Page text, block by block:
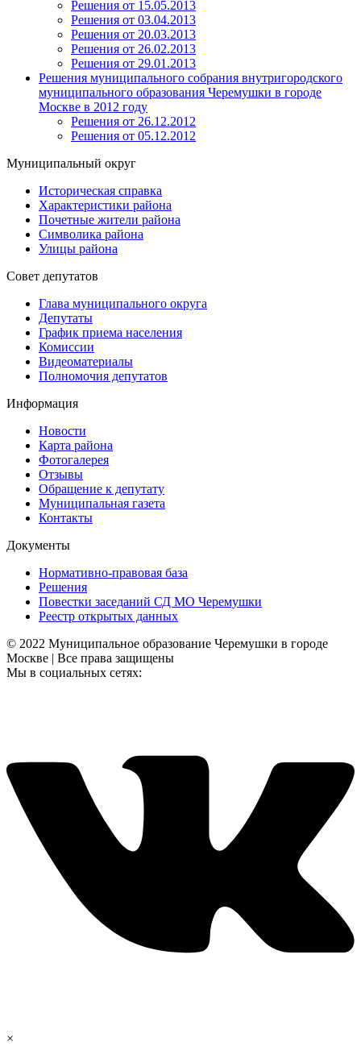
Решения от 15.05.2013
Решения от 03.04.2013
Решения от 20.03.2013
Решения от 26.02.2013
Решения от 29.01.2013
Решения муниципального собрания внутригородского
муниципального образования Черемушки в городе
Москве в 2012 году
Решения от 26.12.2012
Решения от 05.12.2012
Муниципальный округ
Историческая справка
Характеристики района
Почетные жители района
Символика района
Улицы района
Совет депутатов
Глава муниципального округа
Депутаты
График приема населения
Комиссии
Видеоматериалы
Полномочия депутатов
Информация
Новости
Карта района
Фотогалерея
Отзывы
Обращение к депутату
Муниципальная газета
Контакты
Документы
Нормативно-правовая база
Решения
Повестки заседаний СД МО Черемушки
Реестр открытых данных
© 2022 Муниципальное образование Черемушки в городе
Москве | Все права защищены
Мы в социальных сетях:
×